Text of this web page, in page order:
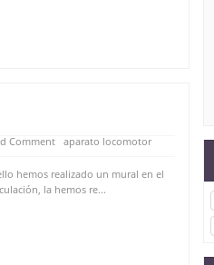
Comment aparato locomotor
hemos realizado un mural en el
la hemos re...